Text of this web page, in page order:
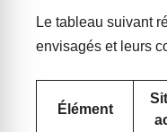
Le tableau suivant
envisagés et leurs
Élément